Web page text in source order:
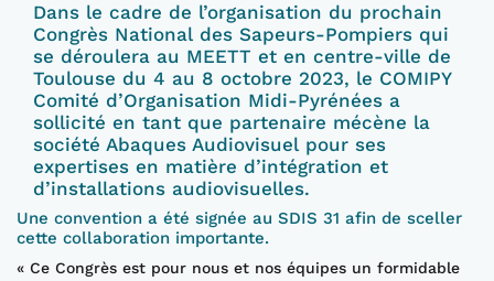
Dans le cadre de l’organisation du prochain
Congrès National des Sapeurs-Pompiers qui
se déroulera au MEETT et en centre-ville de
Toulouse du 4 au 8 octobre 2023, le COMIPY
Comité d’Organisation Midi-Pyrénées a
sollicité en tant que partenaire mécène la
société Abaques Audiovisuel pour ses
expertises en matière d’intégration et
d’installations audiovisuelles.
Une convention a été signée au SDIS 31 afin de sceller
cette collaboration importante.
« Ce Congrès est pour nous et nos équipes un formidable